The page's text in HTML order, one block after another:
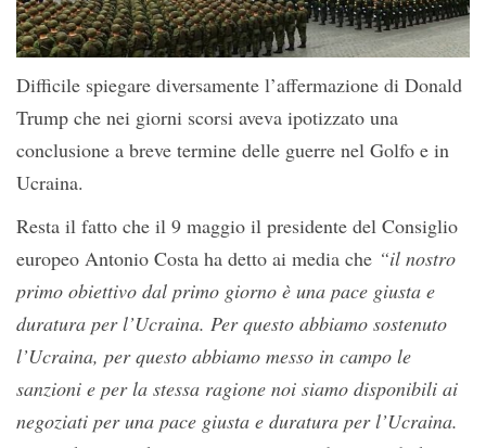
Difficile spiegare diversamente l’affermazione di Donald
Trump che nei giorni scorsi aveva ipotizzato una
conclusione a breve termine delle guerre nel Golfo e in
Ucraina.
Resta il fatto che il 9 maggio il presidente del Consiglio
europeo Antonio Costa ha detto ai media che “il nostro
primo obiettivo dal primo giorno è una pace giusta e
duratura per l’Ucraina. Per questo abbiamo sostenuto
l’Ucraina, per questo abbiamo messo in campo le
sanzioni e per la stessa ragione noi siamo disponibili ai
negoziati per una pace giusta e duratura per l’Ucraina.